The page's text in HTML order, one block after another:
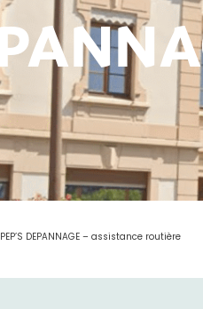
PEP’S DEPANNAGE – assistance routière